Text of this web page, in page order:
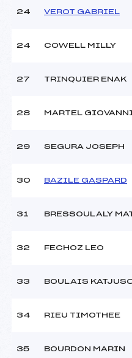
24 VEROT GABRIEL
24 COWELL MILLY
27 TRINQUIER ENAK
28 MARTEL
29 SEGURA JOSEPH
30 BAZILE GASPARD
31 BRESSOULALY
32 FECHOZ LEO
33 BOULAIS
34 RIEU TIMOTHEE
35 BOURDON MARIN